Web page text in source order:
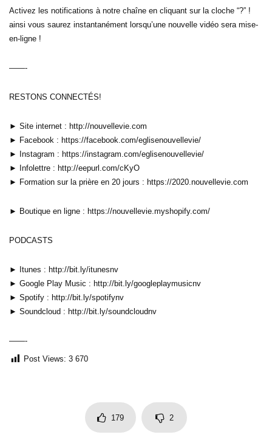
Activez les notifications à notre chaîne en cliquant sur la cloche “?” !
ainsi vous saurez instantanément lorsqu’une nouvelle vidéo sera mise-
en-ligne !
——-
RESTONS CONNECTÉS!
► Site internet : http://nouvellevie.com
► Facebook : https://facebook.com/eglisenouvellevie/
► Instagram : https://instagram.com/eglisenouvellevie/
► Infolettre : http://eepurl.com/cKyO
► Formation sur la prière en 20 jours : https://2020.nouvellevie.com
► Boutique en ligne : https://nouvellevie.myshopify.com/
PODCASTS
► Itunes : http://bit.ly/itunesnv
► Google Play Music : http://bit.ly/googleplaymusicnv
► Spotify : http://bit.ly/spotifynv
► Soundcloud : http://bit.ly/soundcloudnv
——-
Post Views: 3 670
179 2